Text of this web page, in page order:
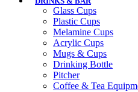
Glass Cups
Plastic Cups
Melamine Cups
Acrylic Cups
Mugs & Cups
Drinking Bottle
Pitcher
Coffee & Tea